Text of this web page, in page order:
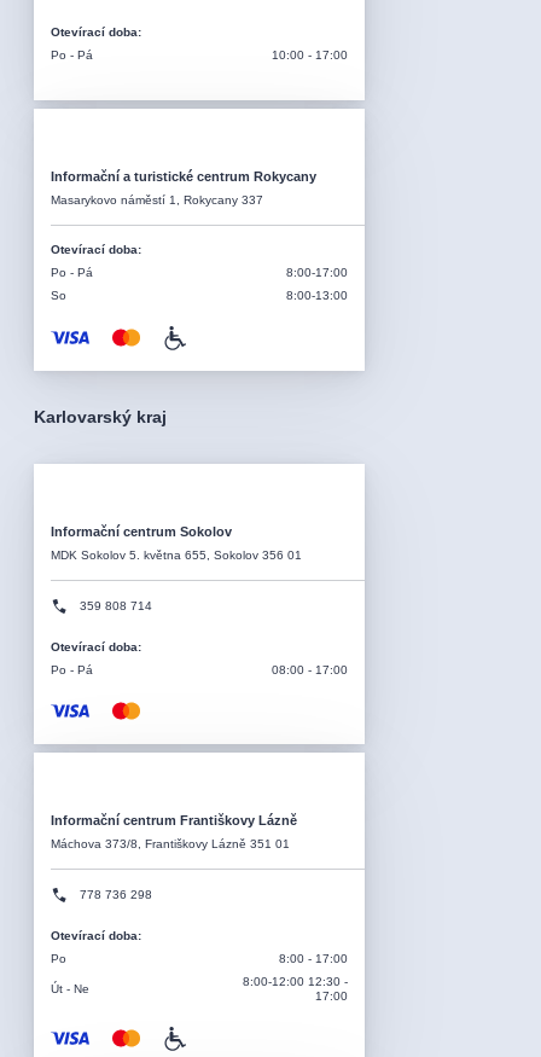
Otevírací doba:
Po - Pá
10:00 - 17:00
Informační a turistické centrum Rokycany
Masarykovo náměstí 1, Rokycany 337
Otevírací doba:
Po - Pá
8:00-17:00
So
8:00-13:00
Karlovarský kraj
Informační centrum Sokolov
MDK Sokolov 5. května 655, Sokolov 356 01
359 808 714
Otevírací doba:
Po - Pá
08:00 - 17:00
Informační centrum Františkovy Lázně
Máchova 373/8, Františkovy Lázně 351 01
778 736 298
Otevírací doba:
Po
8:00 - 17:00
Út - Ne
8:00-12:00 12:30 -
17:00